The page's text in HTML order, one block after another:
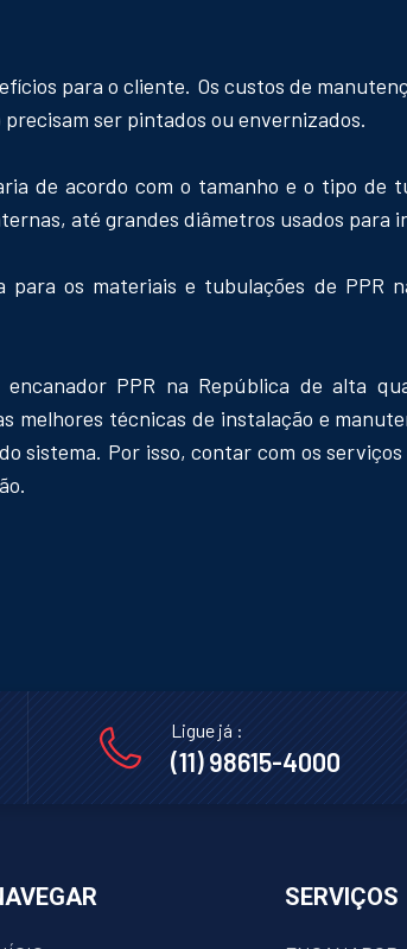
para o cliente. Os custos de
ser pintados ou envernizados.
de acordo com o tamanho e o tipo de
até grandes diâmetros usados para
para os materiais e tubulações de PPR
PPR na República de alta
melhores técnicas de instalação e
sistema. Por isso, contar com os
Ligue já :
(11) 98615-4000
SERVIÇOS